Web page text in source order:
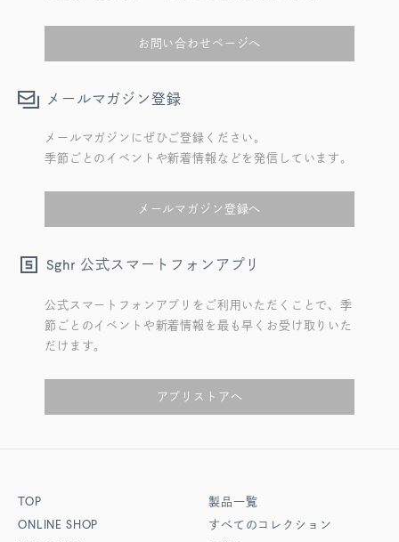
お問い合わせページへ
メールマガジン登録
メールマガジンにぜひご登録ください。
季節ごとのイベントや新着情報などを発信しています。
メールマガジン登録へ
Sghr 公式スマートフォンアプリ
公式スマートフォンアプリをご利用いただくことで、季
節ごとのイベントや新着情報を最も早くお受け取りいた
だけます。
アプリストアへ
TOP
ONLINE SHOP
製品一覧
すべてのコレクション